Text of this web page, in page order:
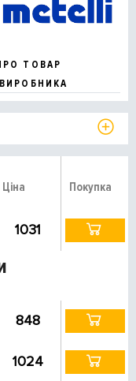
ТОВАР
Ціна Покупка
1031
848
1024